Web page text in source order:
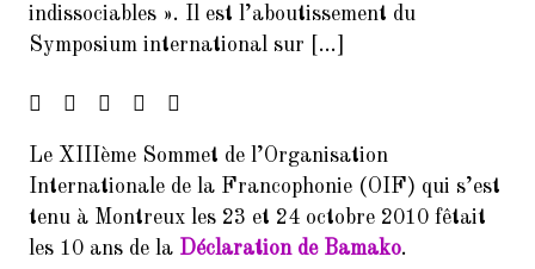
14 SEPTEMBRE 2024 PARIS
75014
du 14ème arrondissement
6.
Forum des associations du 06
septembre 2025 Paris 7014
Inscrivez-vous à la Soirée
Présentation Service des
indissociables ». Il est l’aboutissement du
Symposium international sur […]
Le XIIIème Sommet de l’Organisation
Internationale de la Francophonie (OIF) qui s’est
tenu à Montreux les 23 et 24 octobre 2010 fêtait
les 10 ans de la Déclaration de Bamako.